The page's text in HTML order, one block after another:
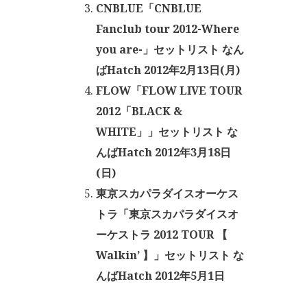
CNBLUE「CNBLUE
Fanclub tour 2012-Where
you are-」セットリスト なん
ばHatch 2012年2月13日(月)
FLOW「FLOW LIVE TOUR
2012「BLACK &
WHITE」」セットリスト な
んばHatch 2012年3月18日
(日)
東京スカパラダイスオーケス
トラ「東京スカパラダイスオ
ーケストラ 2012 TOUR 【
Walkin’ 】」セットリスト な
んばHatch 2012年5月1日